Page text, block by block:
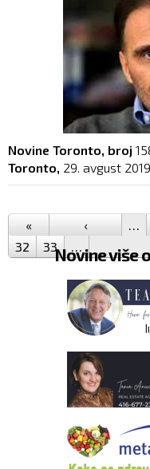
Novine Toronto, broj
Toronto, 29. avgust 2019.
Pages
« ‹
32
33Novine više